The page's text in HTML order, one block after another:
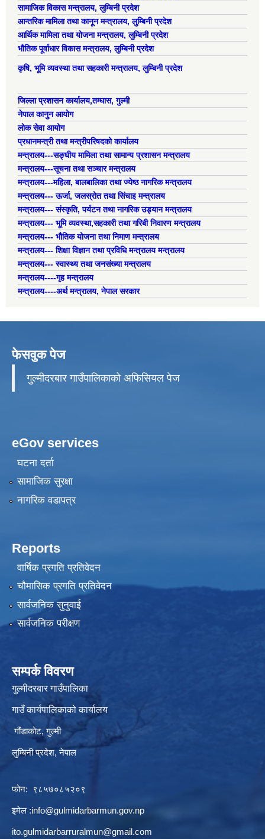
सामाजिक विकास मन्त्रालय, लुम्बिनी प्रदेश
आन्तरिक मामिला तथा कानून मन्त्रालय, लुम्बिनी प्रदेश
आर्थिक मामिला तथा योजना मन्त्रालय, लुम्बिनी प्रदेश
भौतिक पूर्वाधार विकास मन्त्रालय, लुम्बिनी प्रदेश
कृषि, भूमि व्यवस्था तथा सहकारी मन्त्रालय, लुम्बिनी प्रदेश
जिल्ला प्रशासन कार्यालय,तम्घास, गुल्मी
नेपाल कानुन आयोग
लोक सेवा आयोग
प्रधानमन्त्री तथा मन्त्रीपरिषदको कार्यालय
मन्त्रालय---सङ्घीय मामिला तथा सामान्य प्रशासन मन्त्रालय
मन्त्रालय---सूचना तथा सञ्चार मन्त्रालय
मन्त्रालय---महिला, बालबालिका तथा ज्येष्ठ नागरिक मन्त्रालय
मन्त्रालय--- ऊर्जा, जलस्रोत तथा सिंचाइ मन्त्रालय
मन्त्रालय--- संस्कृति, पर्यटन तथा नागरिक उड्यान मन्त्रालय
मन्त्रालय--- भूमि व्यवस्था,सहकारी तथा गरिबी निवारण मन्त्रालय
मन्त्रालय--- भौतिक योजना तथा निमाण मन्त्रालय
मन्त्रालय--- शिक्षा विज्ञान तथा प्रविधि मन्त्रालय मन्त्रालय
मन्त्रालय--- स्वास्थ्य तथा जनसंख्या मन्त्रालय
मन्त्रालय----गृह मन्त्रालय
मन्त्रालय----अर्थ मन्त्रालय, नेपाल सरकार
फेसवुक पेज
गुल्मीदरबार गाउँपालिकाको अफिसियल पेज
eGov services
घटना दर्ता
सामाजिक सुरक्षा
नागरिक वडापत्र
Reports
वार्षिक प्रगति प्रतिवेदन
चौमासिक प्रगति प्रतिवेदन
सार्वजनिक सुनुवाई
सार्वजनिक परीक्षण
सम्पर्क विवरण
गुल्मीदरबार गाउँपालिका
गाउँ कार्यपालिकाको कार्यालय
गौंडाकोट, गुल्मी
लुम्बिनी प्रदेश, नेपाल
फोन: ९८५७०८५२०९
इमेल :info@gulmidarbarmun.gov.np
ito.gulmidarbarruralmun@gmail.com